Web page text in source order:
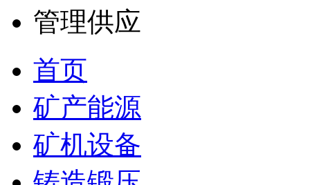
管理供应
首页
矿产能源
矿机设备